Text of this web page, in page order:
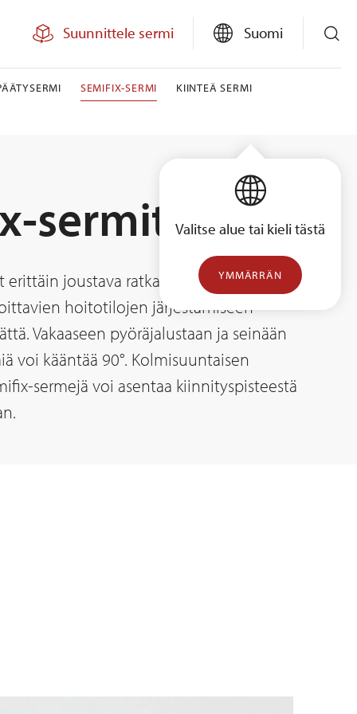
Suunnittele sermi Suomi
SEMIFIX-SERMI
KIINTEÄ SERMI
Valitse alue tai kieli tästä
YMMÄRRÄN
sermit
erittäin joustava ratkaisu suojaisten ja
hoitotilojen järjestämiseen
Vakaaseen pyöräjalustaan ja seinään
voi kääntää 90°. Kolmisuuntaisen
sermejä voi asentaa kiinnityspisteestä